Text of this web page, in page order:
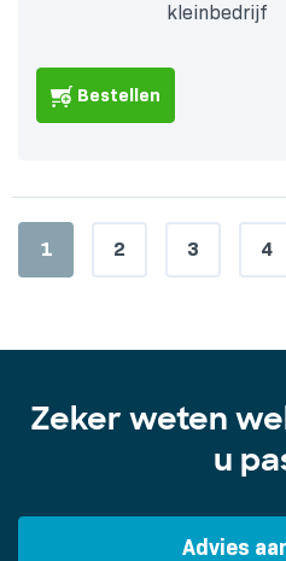
kleinbedrijf
Bestellen
1 2 3 4
Zeker weten
u
Advies